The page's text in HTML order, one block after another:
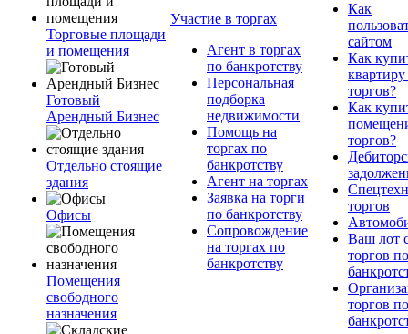
Торговые площади
и помещения
Готовый
Арендный Бизнес
Отдельно стоящие
здания
Офисы
Помещения
свободного
назначения
Участие в торгах
Агент в торгах
по банкротству
Персональная
подборка
недвижимости
Помощь на
торгах по
банкротству
Агент на торгах
Заявка на торги
по банкротству
Сопровождение
на торгах по
банкротству
Как
сайтом
Как
квартиру
торгов?
Как
торгов?
торгов
Ваш лот
торгов по
торгов по